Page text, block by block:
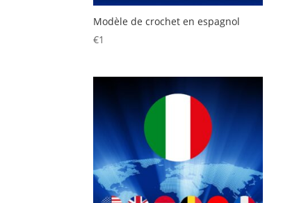
Modèle de crochet en espagnol
€1